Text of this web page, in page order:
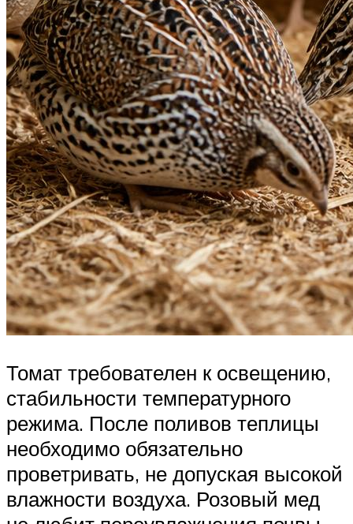
Томат требователен к освещению,
стабильности температурного
режима. После поливов теплицы
необходимо обязательно
проветривать, не допуская высокой
влажности воздуха. Розовый мед